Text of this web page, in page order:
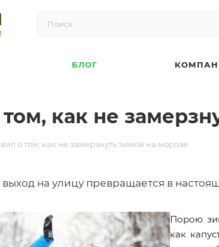
БЛОГ
как не
о том, как не замерзнуть зимой на морозе.
на улицу превращается в
Порою
как